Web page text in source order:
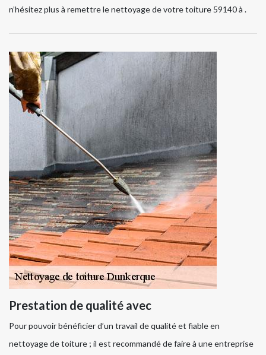
n’hésitez plus à remettre le nettoyage de votre toiture 59140 à .
Prestation de qualité avec
Pour pouvoir bénéficier d’un travail de qualité et fiable en
nettoyage de toiture ; il est recommandé de faire à une entreprise